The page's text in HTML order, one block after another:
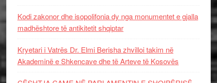
Kodi zakonor dhe isopolifonia dy nga monumentet e gjalla
madhështore të antikitetit shqiptar
Kryetari i Vatrës Dr. Elmi Berisha zhvilloi takim në
Akademinë e Shkencave dhe të Arteve të Kosovës